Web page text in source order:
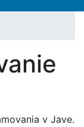
v Jave.